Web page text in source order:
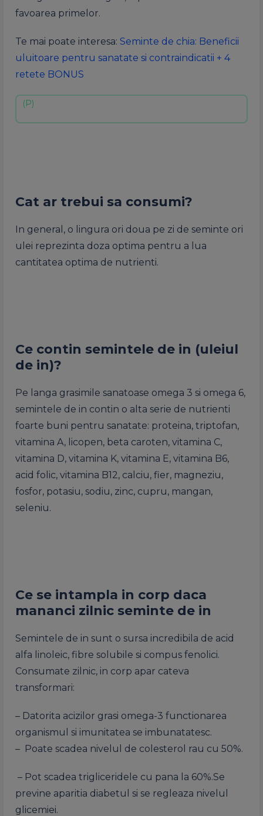
favoarea primelor.
Te mai poate interesa: Seminte de chia: Beneficii
uluitoare pentru sanatate si contraindicatii + 4
retete BONUS
Cat ar trebui sa consumi?
In general, o lingura ori doua pe zi de seminte ori
ulei reprezinta doza optima pentru a lua
cantitatea optima de nutrienti.
Ce contin semintele de in (uleiul
de in)?
Pe langa grasimile sanatoase omega 3 si omega 6,
semintele de in contin o alta serie de nutrienti
foarte buni pentru sanatate: proteina, triptofan,
vitamina A, licopen, beta caroten, vitamina C,
vitamina D, vitamina K, vitamina E, vitamina B6,
acid folic, vitamina B12, calciu, fier, magneziu,
fosfor, potasiu, sodiu, zinc, cupru, mangan,
seleniu.
Ce se intampla in corp daca
mananci zilnic seminte de in
Semintele de in sunt o sursa incredibila de acid
alfa linoleic, fibre solubile si compus fenolici.
Consumate zilnic, in corp apar cateva
transformari:
– Datorita acizilor grasi omega-3 functionarea
organismul si imunitatea se imbunatatesc.
– Poate scadea nivelul de colesterol rau cu 50%.
– Pot scadea trigliceridele cu pana la 60%.Se
previne aparitia diabetul si se regleaza nivelul
glicemiei.